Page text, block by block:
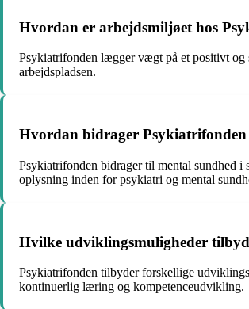
Hvordan er arbejdsmiljøet hos
Psykiatrifonden lægger vægt på et positivt og
arbejdspladsen.
Hvordan bidrager Psykiatrifonden
Psykiatrifonden bidrager til mental sundhed i
oplysning inden for psykiatri og mental
Hvilke udviklingsmuligheder
Psykiatrifonden tilbyder forskellige
kontinuerlig læring og kompetenceudvikling.